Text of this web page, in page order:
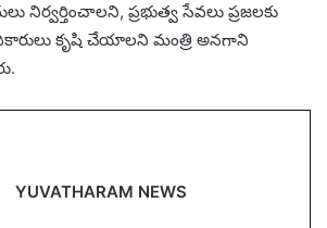
నిర్వర్తించాలని, ప్రభుత్వ సేవలు ప్రజలకు
కృషి చేయాలని మంత్రి అనగాని
YUVATHARAM NEWS